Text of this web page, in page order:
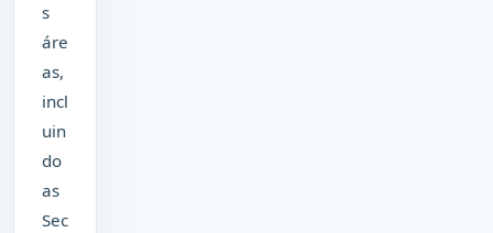
s
áre
as,
incl
uin
do
as
Sec